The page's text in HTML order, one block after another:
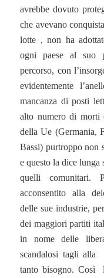
avrebbe dovuto
che avevano
lotte , non ha
ogni paese al suo
percorso, con
evidentemente
mancanza di posti
alto numero di morti
della Ue (Germania,
Bassi) purtroppo non
e questo la dice lunga
quelli comunitari.
acconsentito alla
delle sue industrie,
dei maggiori partiti
in nome delle
scandalosi tagli alla
tanto bisogno. Così